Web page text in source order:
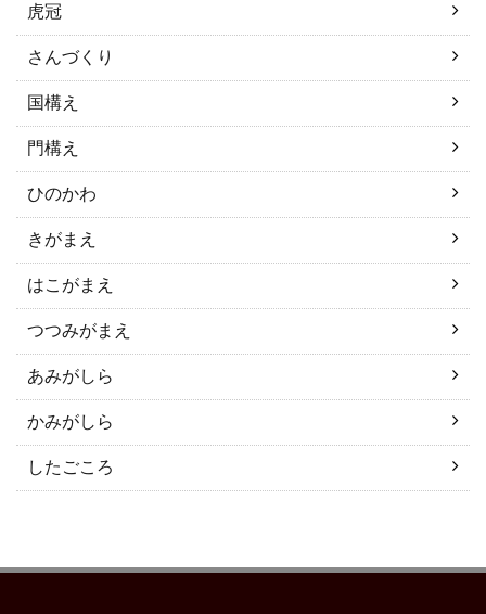
虎冠
さんづくり
国構え
門構え
ひのかわ
きがまえ
はこがまえ
つつみがまえ
あみがしら
かみがしら
したごころ